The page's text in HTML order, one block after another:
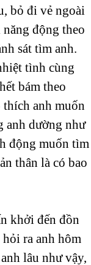
bỏ đi vẻ ngoài
động theo
sát tìm anh.
tình cùng
bám theo
anh muốn
anh dường như
động muốn tìm
thân là có bao
khởi đến đồn
ra anh hôm
lâu như vậy,